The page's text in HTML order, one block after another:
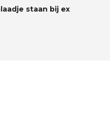
staan bij ex